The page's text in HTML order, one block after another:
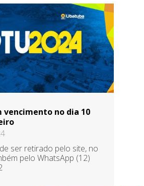
vencimento no dia 10
ser retirado pelo site, no
pelo WhatsApp (12)